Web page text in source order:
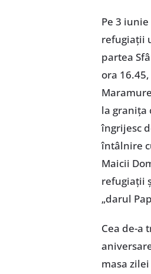
Pe 3
refugiații
partea
ora
la granița
îngrijesc
întâlnire
Maicii
refugiații
„darul
Cea de-a
masa